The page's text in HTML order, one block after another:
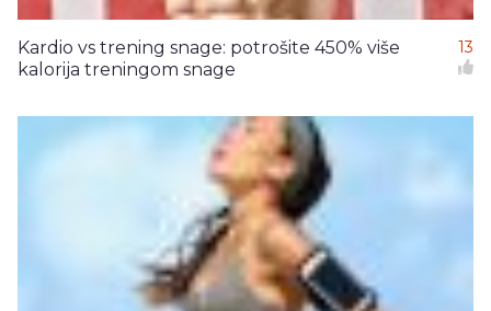
Kardio vs trening snage: potrošite 450% više
kalorija treningom snage
13